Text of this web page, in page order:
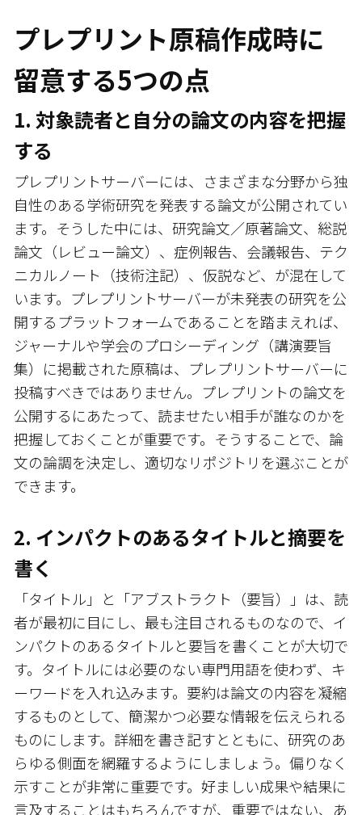
プレプリント原稿作成時に
留意する5つの点
1. 対象読者と自分の論文の内容を把握
する
プレプリントサーバーには、さまざまな分野から独
自性のある学術研究を発表する論文が公開されてい
ます。そうした中には、研究論文／原著論文、総説
論文（レビュー論文）、症例報告、会議報告、テク
ニカルノート（技術注記）、仮説など、が混在して
います。プレプリントサーバーが未発表の研究を公
開するプラットフォームであることを踏まえれば、
ジャーナルや学会のプロシーディング（講演要旨
集）に掲載された原稿は、プレプリントサーバーに
投稿すべきではありません。プレプリントの論文を
公開するにあたって、読ませたい相手が誰なのかを
把握しておくことが重要です。そうすることで、論
文の論調を決定し、適切なリポジトリを選ぶことが
できます。
2. インパクトのあるタイトルと摘要を
書く
「タイトル」と「アブストラクト（要旨）」は、読
者が最初に目にし、最も注目されるものなので、イ
ンパクトのあるタイトルと要旨を書くことが大切で
す。タイトルには必要のない専門用語を使わず、キ
ーワードを入れ込みます。要約は論文の内容を凝縮
するものとして、簡潔かつ必要な情報を伝えられる
ものにします。詳細を書き記すとともに、研究のあ
らゆる側面を網羅するようにしましょう。偏りなく
示すことが非常に重要です。好ましい成果や結果に
言及することはもちろんですが、重要ではない、あ